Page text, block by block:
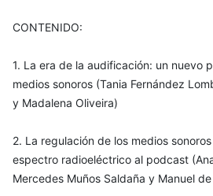
CONTENIDO:
1. La era de la audificación: un nuevo
medios sonoros (Tania Fernández
y Madalena Oliveira)
2. La regulación de los medios
espectro radioeléctrico al podcast
Mercedes Muños Saldaña y Manuel